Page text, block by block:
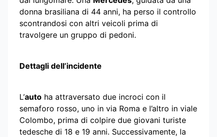
donna brasiliana di 44 anni, ha perso il controllo
scontrandosi con altri veicoli prima di
travolgere un gruppo di pedoni.
Dettagli dell’incidente
L’auto ha attraversato due incroci con il
semaforo rosso, uno in via Roma e l’altro in viale
Colombo, prima di colpire due giovani turiste
tedesche di 18 e 19 anni. Successivamente, la